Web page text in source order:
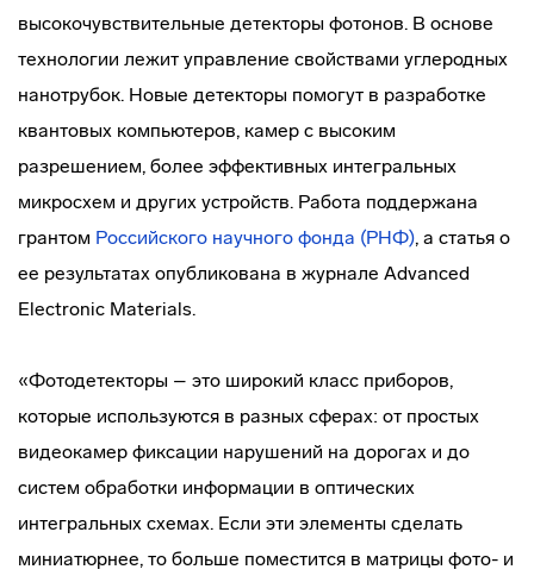
высокочувствительные детекторы фотонов. В основе
технологии лежит управление свойствами углеродных
нанотрубок. Новые детекторы помогут в разработке
квантовых компьютеров, камер с высоким
разрешением, более эффективных интегральных
микросхем и других устройств. Работа поддержана
грантом Российского научного фонда (РНФ), а статья о
ее результатах опубликована в журнале Advanced
Electronic Materials.
«Фотодетекторы – это широкий класс приборов,
которые используются в разных сферах: от простых
видеокамер фиксации нарушений на дорогах и до
систем обработки информации в оптических
интегральных схемах. Если эти элементы сделать
миниатюрнее, то больше поместится в матрицы фото- и